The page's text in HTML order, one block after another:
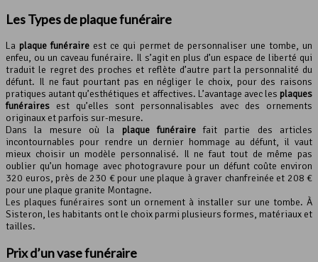
Les Types de plaque funéraire
La plaque funéraire est ce qui permet de personnaliser une tombe, un
enfeu, ou un caveau funéraire. Il s’agit en plus d’un espace de liberté qui
traduit le regret des proches et reflète d’autre part la personnalité du
défunt. Il ne faut pourtant pas en négliger le choix, pour des raisons
pratiques autant qu’esthétiques et affectives. L’avantage avec les plaques
funéraires est qu’elles sont personnalisables avec des ornements
originaux et parfois sur-mesure.
Dans la mesure où la plaque funérairefait partie des articles
incontournables pour rendre un dernier hommage au défunt, il vaut
mieux choisir un modèle personnalisé. Il ne faut tout de même pas
oublier qu’un homage avec photogravure pour un défunt coûte environ
320 euros, près de 230 € pour une plaque à graver chanfreinée et 208 €
pour une plaque granite Montagne.
Les plaques funéraires sont un ornement à installer sur une tombe. À
Sisteron, les habitants ont le choix parmi plusieurs formes, matériaux et
tailles.
Prix d’un vase funéraire